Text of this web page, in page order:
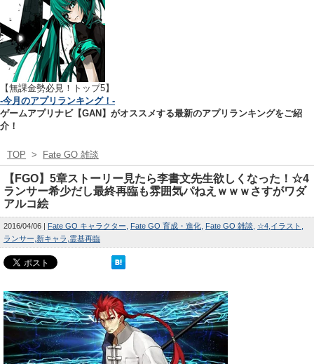
【無課金勢必見！トップ5】
-今月のアプリランキング！-
ゲームアプリナビ【GAN】がオススメする最新のアプリランキングをご紹
介！
TOP > Fate GO 雑談
【FGO】5章ストーリー見たら李書文先生欲しくなった！☆4
ランサー希少だし最終再臨も雰囲気パねえｗｗｗさすがワダ
アルコ絵
2016/04/06 Fate GO キャラクター Fate GO 育成・進化 Fate GO 雑談 ☆4 イラスト
ランサー 新キャラ 霊基再臨